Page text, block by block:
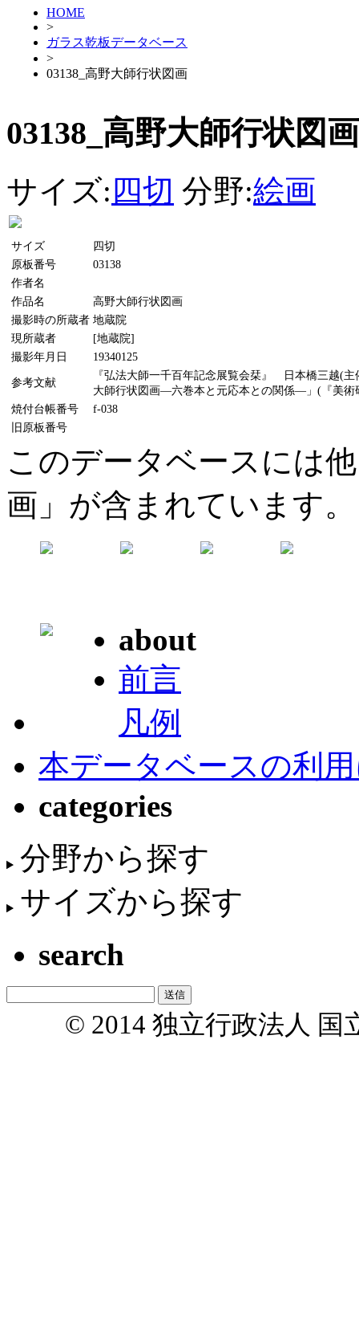
HOME
>
ガラス乾板データベース
>
03138_高野大師行状図画
03138_高野大師行状図画
サイズ: 四切 分野:絵画
サイズ
四切
原板番号
03138
作者名
作品名
高野大師行状図画
撮影時の所蔵者 地蔵院
現所蔵者
[地蔵院]
撮影年月日
19340125
参考文献
『弘法大師一千百年記念展覧会栞』 日本橋三越(
大師行状図画―六巻本と元応本との関係―」(『美術
焼付台帳番号
f-038
旧原板番号
このデータベースには
画」が含まれています。
about
前言
凡例
本データベースの利
categories
分野から探す
サイズから探す
search
© 2014 独立行政法人 国